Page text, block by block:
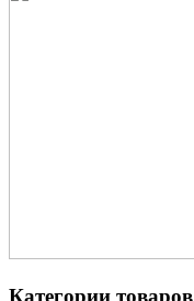
Категории товаров